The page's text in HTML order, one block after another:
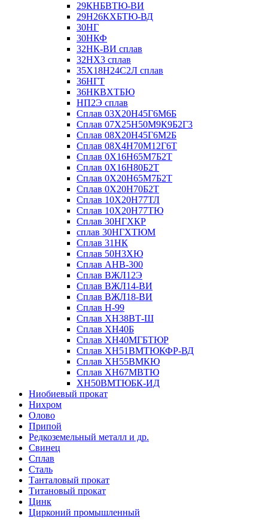
29КНБВТЮ-ВИ
29Н26КХБТЮ-ВД
30НГ
30НКФ
32НК-ВИ сплав
32НХ3 сплав
35Х18Н24С2Л сплав
36НГТ
36НКВХТБЮ
НП2Э сплав
Сплав 03Х20Н45Г6М6Б
Сплав 07Х25Н50М9К9Б2Г3
Сплав 08Х20Н45Г6М2Б
Сплав 08Х4Н70М12Г6Т
Сплав 0Х16Н65М7Б2Т
Сплав 0Х16Н80Б2Т
Сплав 0Х20Н65М7Б2Т
Сплав 0Х20Н70Б2Т
Сплав 10Х20Н77ТЛ
Сплав 10Х20Н77ТЮ
Сплав 30НГХКР
сплав 30НГХТЮМ
Сплав 31НК
Сплав 50Н3ХЮ
Сплав АНВ-300
Сплав ВЖЛ12Э
Сплав ВЖЛ14-ВИ
Сплав ВЖЛ18-ВИ
Сплав Н-99
Сплав ХН38ВТ-Ш
Сплав ХН40Б
Сплав ХН40МГБТЮР
Сплав ХН51ВМТЮКФР-ВД
Сплав ХН55ВМКЮ
Сплав ХН67МВТЮ
ХН50ВМТЮБК-ИД
Ниобиевый прокат
Нихром
Олово
Припой
Редкоземельный металл и др.
Свинец
Сплав
Сталь
Танталовый прокат
Титановый прокат
Цинк
Цирконий промышленный